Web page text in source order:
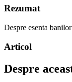
Rezumat
Despre esenta
Articol
Despre